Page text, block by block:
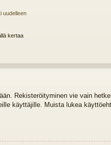
uudelleen
kertaa
Rekisteröityminen vie vain
käyttäjille. Muista lukea